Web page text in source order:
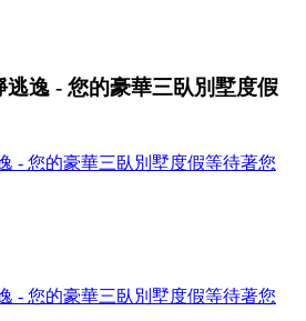
逸 - 您的豪華三臥別墅度假
- 您的豪華三臥別墅度假等待著您
- 您的豪華三臥別墅度假等待著您